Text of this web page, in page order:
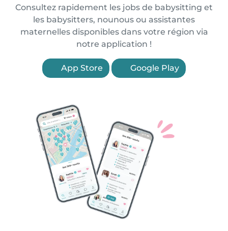
Consultez rapidement les jobs de babysitting et
les babysitters, nounous ou assistantes
maternelles disponibles dans votre région via
notre application !
App Store Google Play